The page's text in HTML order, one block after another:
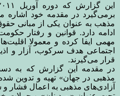
برمی‌گیرد در مقدمه خود اشاره
مذهب به عنوان یکی از مبانی
ادامه دارد. قوانین و رفتار
مهمی ایفا کرده و معمولا
اجتماعی هدف سرکوب، آزار و
قرار می‌گیرند.
در مقدمه این گزارش که به
مذهبی در جهان» تهیه و تدوین
آزادی‌های مذهبی به اعمال